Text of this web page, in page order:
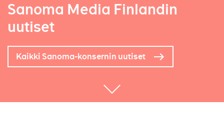
Sanoma Media Finlandin
uutiset
Kaikki Sanoma-konsernin uutiset